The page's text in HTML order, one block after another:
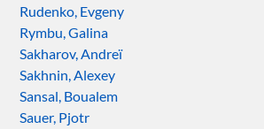
Rudenko, Evgeny
Rymbu, Galina
Sakharov, Andreï
Sakhnin, Alexey
Sansal, Boualem
Sauer, Pjotr